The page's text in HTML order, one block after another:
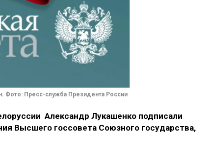
Фото: Пресс-служба Президента России
Александр Лукашенко подписали
Высшего госсовета Союзного государства,